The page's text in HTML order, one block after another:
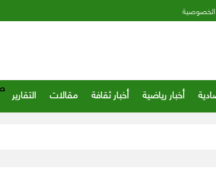
أخبار رياضية أخبار ثقافة مقالات التقارير